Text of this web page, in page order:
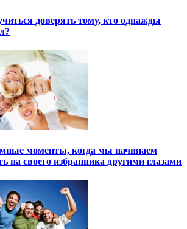
доверять тому, кто однажды
моменты, когда мы начинаем
на своего избранника другими глазами